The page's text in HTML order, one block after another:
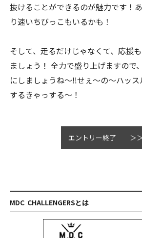
抜けることができるのが魅力です！
り速いちびっこもいるかも！
そして、走るだけじゃなくて、応援
ましょう！ 全力で盛り上げますので
にしましょうね～‼せぇ～の～ハッ
するきゃっする～！
エントリー終了 ＞
MDC CHALLENGERSとは